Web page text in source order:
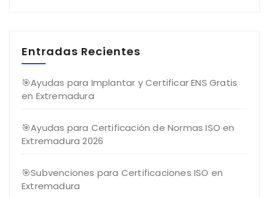
Entradas Recientes
🎯Ayudas para Implantar y Certificar ENS Gratis
en Extremadura
🎯Ayudas para Certificación de Normas ISO en
Extremadura 2026
🎯Subvenciones para Certificaciones ISO en
Extremadura